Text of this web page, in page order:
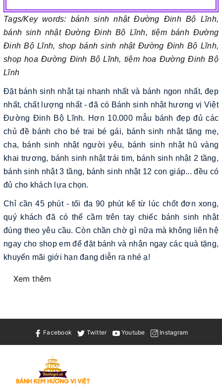
Tags/Key words: bánh sinh nhật Đường Đinh Bộ Lĩnh,
bánh sinh nhật Đường Đinh Bộ Lĩnh, tiệm bánh Đường
Đinh Bộ Lĩnh, shop bánh sinh nhật Đường Đinh Bộ Lĩnh,
shop hoa Đường Đinh Bộ Lĩnh, tiệm hoa Đường Đinh Bộ
Lĩnh
Đặt bánh sinh nhật tại nhanh nhất và bánh ngon nhất, đẹp
nhất, chất lượng nhất - đã có Bánh sinh nhật hương vị Việt
Đường Đinh Bộ Lĩnh. Hơn 10.000 mẫu bánh đẹp đủ các
chủ đề bánh cho bé trai bé gái, bánh sinh nhật tặng mẹ,
cha, bánh sinh nhật người yêu, bánh sinh nhật hũ vàng
khai trương, bánh sinh nhật trái tim, bánh sinh nhật 2 tầng,
bánh sinh nhật 3 tầng, bánh sinh nhật 12 con giáp... đều có
đủ cho khách lựa chọn.
Chỉ cần 45 phút - tối đa 90 phút kể từ lúc chốt đơn xong,
quý khách đã có thể cầm trên tay chiếc bánh sinh nhật
đúng theo yêu cầu. Còn chần chờ gì nữa mà không liên hệ
ngay cho shop em để đặt bánh và nhận ngay các quà tặng,
khuyến mãi giới hạn đang diễn ra nhé ạ!
Xem thêm
Facebook Twitter Youtube Instagram